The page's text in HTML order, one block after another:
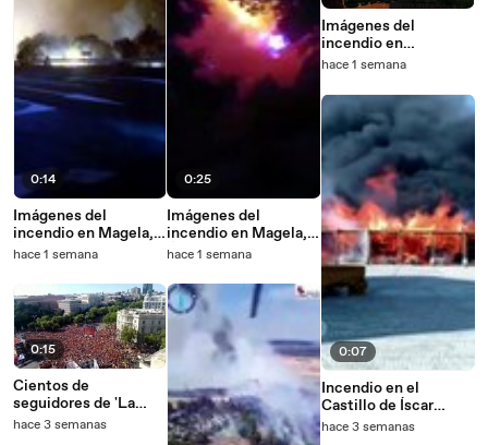
0:14
Imágenes del
incendio en Magela,
Ávila, con las llamas a
urbanización
hace 1 semana
0:15
Cientos de
seguidores de 'La
Roja' esperan la
hace 3 semanas
0:25
Imágenes del
incendio en Magela,
Ávila
hace 1 semana
Imágenes del
incendio en
Valdemaqueda,
hace 1 semana
0:07
Incendio en el
Castillo de Íscar
(Valladolid)
hace 3 semanas